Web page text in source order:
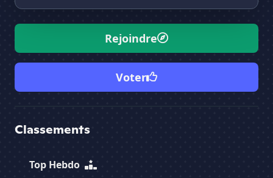
Rejoindre
Voter
Classements
Top Hebdo